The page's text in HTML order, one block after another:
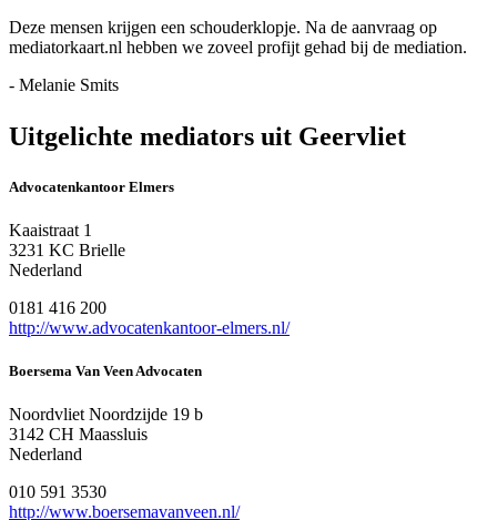
Deze mensen krijgen een schouderklopje. Na de aanvraag op
mediatorkaart.nl hebben we zoveel profijt gehad bij de mediation.
- Melanie Smits
Uitgelichte mediators uit Geervliet
Advocatenkantoor Elmers
Kaaistraat 1
3231 KC Brielle
Nederland
0181 416 200
http://www.advocatenkantoor-elmers.nl/
Boersema Van Veen Advocaten
Noordvliet Noordzijde 19 b
3142 CH Maassluis
Nederland
010 591 3530
http://www.boersemavanveen.nl/